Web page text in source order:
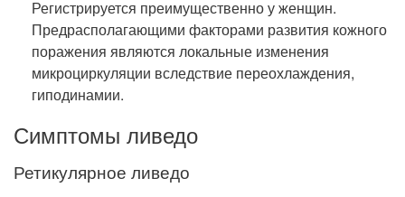
Регистрируется преимущественно у женщин.
Предрасполагающими факторами развития кожного
поражения являются локальные изменения
микроциркуляции вследствие переохлаждения,
гиподинамии.
Симптомы ливедо
Ретикулярное ливедо